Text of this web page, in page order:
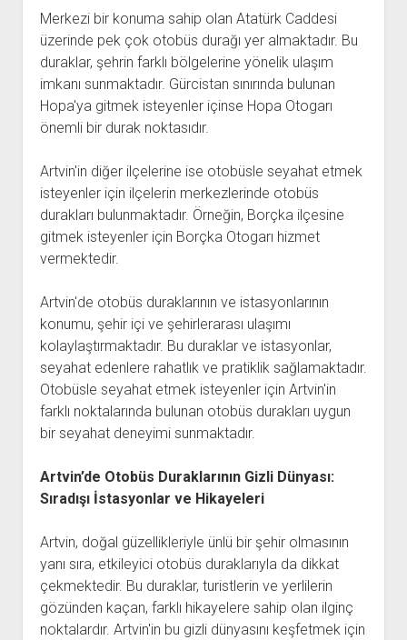
Merkezi bir konuma sahip olan Atatürk Caddesi
üzerinde pek çok otobüs durağı yer almaktadır. Bu
duraklar, şehrin farklı bölgelerine yönelik ulaşım
imkanı sunmaktadır. Gürcistan sınırında bulunan
Hopa'ya gitmek isteyenler içinse Hopa Otogarı
önemli bir durak noktasıdır.
Artvin'in diğer ilçelerine ise otobüsle seyahat etmek
isteyenler için ilçelerin merkezlerinde otobüs
durakları bulunmaktadır. Örneğin, Borçka ilçesine
gitmek isteyenler için Borçka Otogarı hizmet
vermektedir.
Artvin'de otobüs duraklarının ve istasyonlarının
konumu, şehir içi ve şehirlerarası ulaşımı
kolaylaştırmaktadır. Bu duraklar ve istasyonlar,
seyahat edenlere rahatlık ve pratiklik sağlamaktadır.
Otobüsle seyahat etmek isteyenler için Artvin'in
farklı noktalarında bulunan otobüs durakları uygun
bir seyahat deneyimi sunmaktadır.
Artvin’de Otobüs Duraklarının Gizli Dünyası:
Sıradışı İstasyonlar ve Hikayeleri
Artvin, doğal güzellikleriyle ünlü bir şehir olmasının
yanı sıra, etkileyici otobüs duraklarıyla da dikkat
çekmektedir. Bu duraklar, turistlerin ve yerlilerin
gözünden kaçan, farklı hikayelere sahip olan ilginç
noktalardır. Artvin'in bu gizli dünyasını keşfetmek için